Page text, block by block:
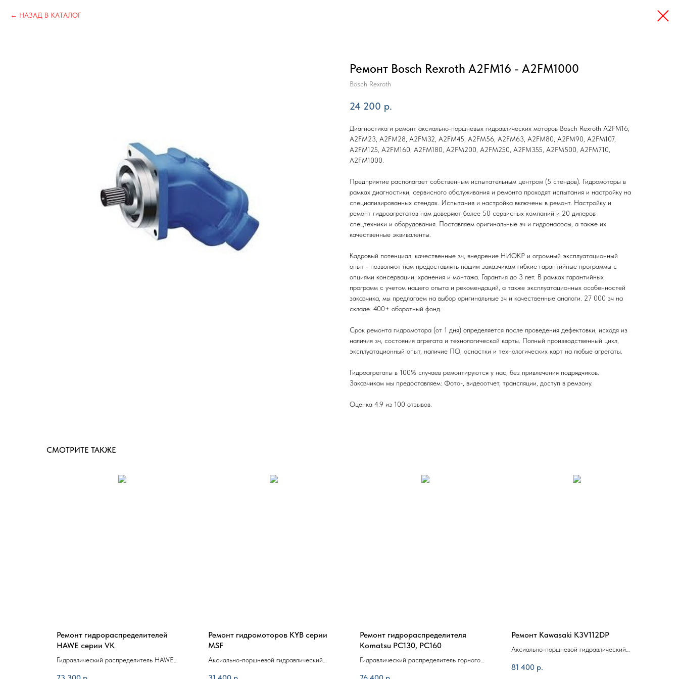
НАЗАД В КАТАЛОГ
Ремонт Bosch Rexroth A2FM16 - A2FM1000
Bosch Rexroth
24 200 р.
Диагностика и ремонт аксиально-поршневых гидравлических моторов Bosch Rexroth A2FM16,
A2FM23, A2FM28, A2FM32, A2FM45, A2FM56, A2FM63, A2FM80, A2FM90, A2FM107,
A2FM125, A2FM160, A2FM180, A2FM200, A2FM250, A2FM355, A2FM500, A2FM710,
A2FM1000.
Предприятие располагает собственным испытательным центром (5 стендов). Гидромоторы в
рамках диагностики, сервисного обслуживания и ремонта проходят испытания и настройку на
специализированных стендах. Испытания и настройка включены в ремонт. Настройку и
ремонт гидроагрегатов нам доверяют более 50 сервисных компаний и 20 дилеров
спецтехники и оборудования. Поставляем оригинальные зч и гидронасосы, а также их
качественные эквиваленты.
Кадровый потенциал, качественные зч, внедрение НИОКР и огромный эксплуатационный
опыт - позволяют нам предоставлять нашим заказчикам гибкие гарантийные программы с
опциями консервации, хранения и монтажа. Гарантия до 3 лет. В рамках гарантийных
программ с учетом нашего опыта и рекомендаций, а также эксплуатационных особенностей
заказчика, мы предлагаем на выбор оригинальные зч и качественные аналоги. 27 000 зч на
складе. 400+ оборотный фонд.
Срок ремонта гидромотора (от 1 дня) определяется после проведения дефектовки, исходя из
наличия зч, состояния агрегата и технологической карты. Полный производственный цикл,
эксплуатационный опыт, наличие ПО, оснастки и технологических карт на любые агрегаты.
Гидроагрегаты в 100% случаев ремонтируются у нас, без привлечения подрядчиков.
Заказчикам мы предоставляем: Фото-, видеоотчет, трансляции, доступ в ремзону.
Оценка 4.9 из 100 отзывов.
СМОТРИТЕ ТАКЖЕ
Ремонт гидрораспределителей
HAWE серии VK
Гидравлический распределитель HAWE
Ремонт гидромоторов KYB серии
MSF
Аксиально-поршневой гидравлический
Ремонт гидрораспределителя
Komatsu PC130, PC160
Гидравлический распределитель горного
Ремонт Kawasaki K3V112DP
Аксиально-поршневой гидравлический
81 400 р.